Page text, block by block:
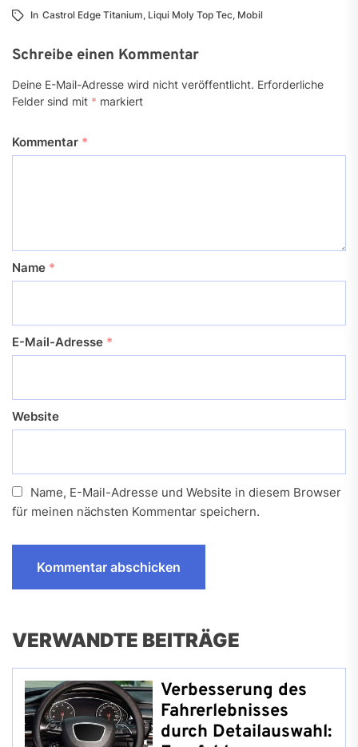
In Castrol Edge Titanium, Liqui Moly Top Tec, Mobil
Schreibe einen Kommentar
Deine E-Mail-Adresse wird nicht veröffentlicht. Erforderliche
Felder sind mit * markiert
Kommentar *
Name *
E-Mail-Adresse *
Website
Name, E-Mail-Adresse und Website in diesem Browser
für meinen nächsten Kommentar speichern.
VERWANDTE BEITRÄGE
Verbesserung des
Fahrerlebnisses
durch Detailauswahl: